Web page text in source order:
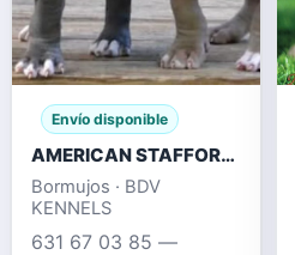
Envío disponible
AMERICAN STAFFORD BLUE , FAWN , CHAMPAGNE
Bormujos · BDV
KENNELS
631 67 03 85 —